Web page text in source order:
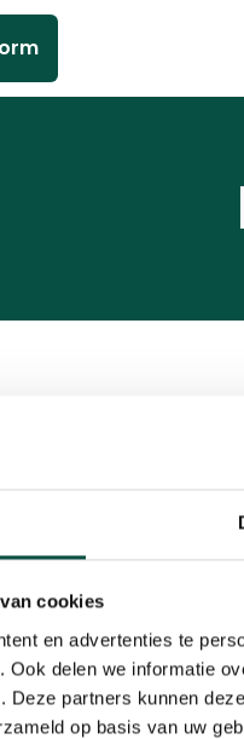
cookies
en advertenties te
Ook delen we informatie
Deze partners kunnen
op basis van uw